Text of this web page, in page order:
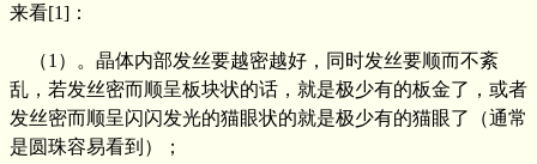
来看[1]：
（1）。晶体内部发丝要越密越好，同时发丝要顺而不紊
乱，若发丝密而顺呈板块状的话，就是极少有的板金了，或者
发丝密而顺呈闪闪发光的猫眼状的就是极少有的猫眼了（通常
是圆珠容易看到）；